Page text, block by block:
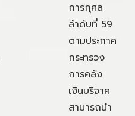
การกุศล
ลำดับที่ 59
ตามประกาศ
กระทรวง
การคลัง
เงินบริจาค
สามารถนำ